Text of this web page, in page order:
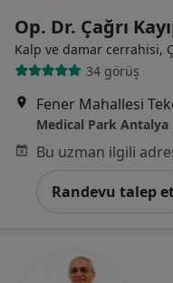
Op. Dr. Çağrı
Kalp ve damar cerrahisi,
34 görüş
Medical Park Antalya
Randevu talep